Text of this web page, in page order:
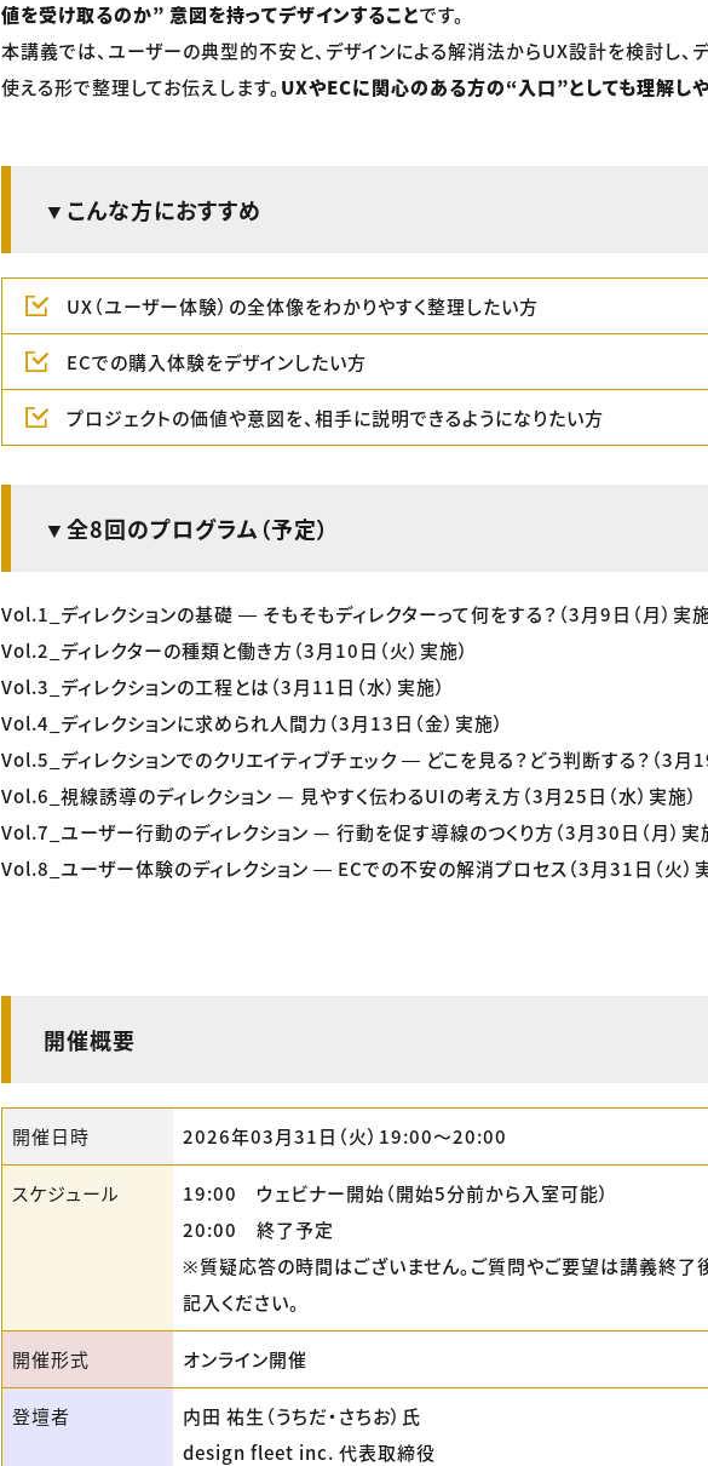
値を受け取るのか” 意図を持ってデザインすることです。
本講義では、ユーザーの典型的不安と、デザインによる解消法からUX設計を検討し、
使える形で整理してお伝えします。 UXやECに関心のある方の“入口”としても理解し
▼こんな方におすすめ
UX（ユーザー体験）の全体像をわかりやすく整理したい方
ECでの購入体験をデザインしたい方
プロジェクトの価値や意図を、相手に説明できるようになりたい方
▼全8回のプログラム（予定）
Vol.1_ディレクションの基礎 ― そもそもディレクターって何をする？（3月9日（月）実
Vol.2_ディレクターの種類と働き方（3月10日（火）実施）
Vol.3_ディレクションの工程とは（3月11日（水）実施）
Vol.4_ディレクションに求められ人間力（3月13日（金）実施）
Vol.5_ディレクションでのクリエイティブチェック ― どこを見る？どう判断する？（3月
Vol.6_視線誘導のディレクション — 見やすく伝わるUIの考え方（3月25日（水）実施）
Vol.7_ユーザー行動のディレクション — 行動を促す導線のつくり方（3月30日（月）実
Vol.8_ユーザー体験のディレクション ― ECでの不安の解消プロセス（3月31日（火）
開催概要
開催日時 2026年03月31日（火）19:00〜20:00
スケジュール
19:00 ウェビナー開始（開始5分前から入室可能）
20:00 終了予定
※質疑応答の時間はございません。ご質問やご要望は講義終了
記入ください。
開催形式 オンライン開催
登壇者
内田 祐生（うちだ・さちお）氏
design fleet inc. 代表取締役